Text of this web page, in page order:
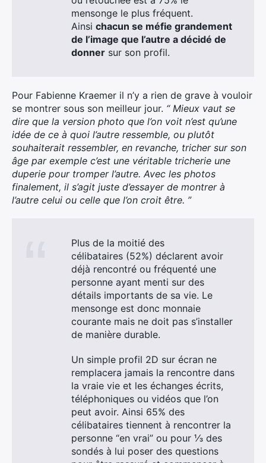
mensonge le plus fréquent.
Ainsi chacun se méfie grandement
de l’image que l’autre a décidé de
donner sur son profil.
Pour Fabienne Kraemer il n’y a rien de grave à vouloir
se montrer sous son meilleur jour. “ Mieux vaut se
dire que la version photo que l’on voit n’est qu’une
idée de ce à quoi l’autre ressemble, ou plutôt
souhaiterait ressembler, en revanche, tricher sur son
âge par exemple c’est une véritable tricherie une
duperie pour tromper l’autre. Avec les photos
finalement, il s’agit juste d’essayer de montrer à
l’autre celui ou celle que l’on croit être. ”
Plus de la moitié des
célibataires (52%) déclarent avoir
déjà rencontré ou fréquenté une
personne ayant menti sur des
détails importants de sa vie. Le
mensonge est donc monnaie
courante mais ne doit pas s’installer
de manière durable.
Un simple profil 2D sur écran ne
remplacera jamais la rencontre dans
la vraie vie et les échanges écrits,
téléphoniques ou vidéos que l’on
peut avoir. Ainsi 65% des
célibataires tiennent à rencontrer la
personne “en vrai” ou pour ⅓ des
sondés à lui poser des questions
Rechercher